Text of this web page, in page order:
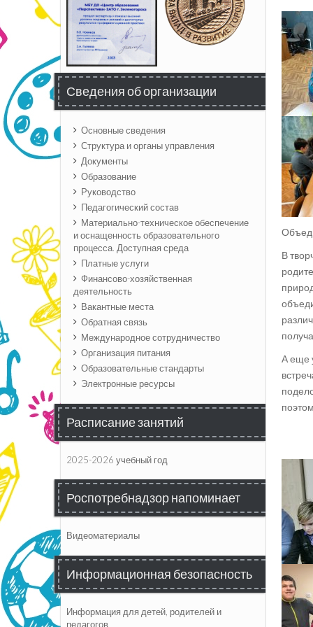
Сведения об организации
Основные сведения
Структура и органы управления
Документы
Образование
Руководство
Педагогический состав
Материально-техническое обеспечение
и оснащенность образовательного
процесса. Доступная среда
Платные услуги
Финансово-хозяйственная
деятельность
Вакантные места
Обратная связь
Международное сотрудничество
Организация питания
Образовательные стандарты
Электронные ресурсы
Расписание занятий
2025-2026 учебный год
Роспотребнадзор напоминает
Видеоматериалы
Информационная безопасность
Информация для детей, родителей и
педагогов
В
А еще